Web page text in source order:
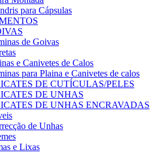
para Cápsulas
de Goivas
e Canivetes de Calos
para Plaina e Canivetes de calos
DE CUTÍCULAS/PELES
DE UNHAS
DE UNHAS ENCRAVADAS
de Unhas
e Lixas